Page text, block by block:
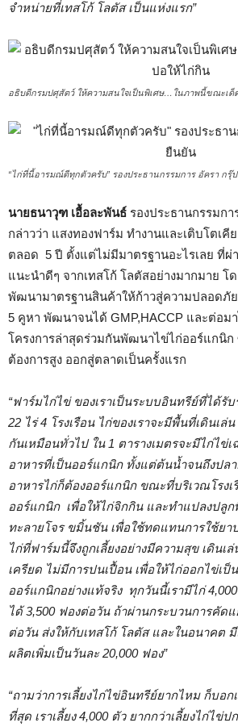
จำหน่ายที่เทสโก้ โลตัส เป็นแห่งแรก”
อธิบดีกรมปศุสัตว์ ให้ความสนใจเป็นพิเศษ…ในภาพนี้ขณะเด็
“ไก่ที่นี้อารมณ์ดีทุกตัวครับ” รองประธานกรรมการ อัครา กรุ๊
นายธนาวุฑ เอื้อละพันธ์ รองประธานกรรมก
กล่าวว่า แสงทองฟาร์ม ทำงานและเติบโตเคี
ตลอด 5 ปี ตั้งแต่ไม่มีมาตรฐานอะไรเลย ที่ผ่
แนะนำดีๆ จากเทสโก้ โลตัสอย่างมากมาย โด
พัฒนามาตรฐานสินค้าให้ก้าวสู่ความปลอดภั
5 คูหา พัฒนาจนได้ GMP,HACCP และต่อมา
โครงการล่าสุดร่วมกันพัฒนาไข่ไก่ออร์แกนิ
ต้องการสูง ออกสู่ตลาดเป็นครั้งแรก
“ฟาร์มไก่ไข่ ของเราเป็นระบบอินทรีย์ที่ได้รั
22 ไร่ 4 โรงเรือน ไก่ของเราจะมีพื้นที่เดินเล่
กันเหมือนทั่วไป ใน 1 ตารางเมตรจะมีไก่ไข่
อาหารที่เป็นออร์แกนิก ทั้งแต่ต้นน้ำจนถึงปล
อาหารไก่ก็ต้องออร์แกนิก ขณะที่บริเวณโรง
ออร์แกนิก เพื่อให้ไก่จิกกิน และทำแปลงปลู
ทะลายโจร ขมิ้นชัน เพื่อใช้ทดแทนการใช้ยา
ไก่ที่ฟาร์มนี้จึงถูกเลี้ยงอย่างมีความสุข เดินเ
เครียด ไม่มีการปนเปื้อน เพื่อให้ไก่ออกไข่เ
ออร์แกนิกอย่างแท้จริง ทุกวันนี้เรามีไก่
ได้ 3,500 ฟองต่อวัน ถ้าผ่านกระบวนการคัด
ต่อวัน ส่งให้กับเทสโก้ โลตัส และในอนาคต
ผลิตเพิ่มเป็นวันละ 20,000 ฟอง”
“ถามว่าการเลี้ยงไก่ไข่อินทรีย์ยากไหม ก็บอก
ที่สุด เราเลี้ยง4,000 ตัว ยากกว่าเลี้ยงไก่ไข่ป